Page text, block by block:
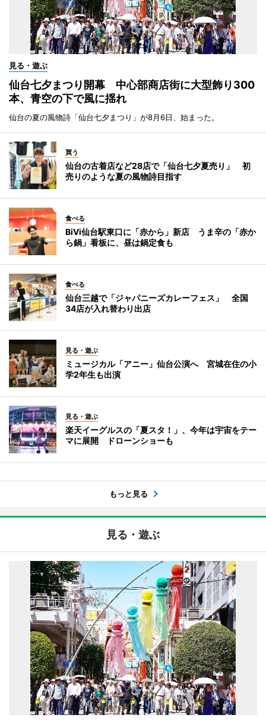
見る・遊ぶ
仙台七夕まつり開幕 中心部商店街に大型飾り300
本、青空の下で風に揺れ
仙台の夏の風物詩「仙台七夕まつり」が8月6日、始まった。
買う
仙台の古着店など28店で「仙台七夕夏売り」 初
売りのような夏の風物詩目指す
食べる
BiVi仙台駅東口に「赤から」新店 うま辛の「赤か
ら鍋」看板に、昼は鍋定食も
食べる
仙台三越で「ジャパニーズカレーフェス」 全国
34店が入れ替わり出店
見る・遊ぶ
ミュージカル「アニー」仙台公演へ 宮城在住の小
学2年生も出演
見る・遊ぶ
楽天イーグルスの「夏スタ！」、今年は宇宙をテー
マに展開 ドローンショーも
もっと見る
見る・遊ぶ